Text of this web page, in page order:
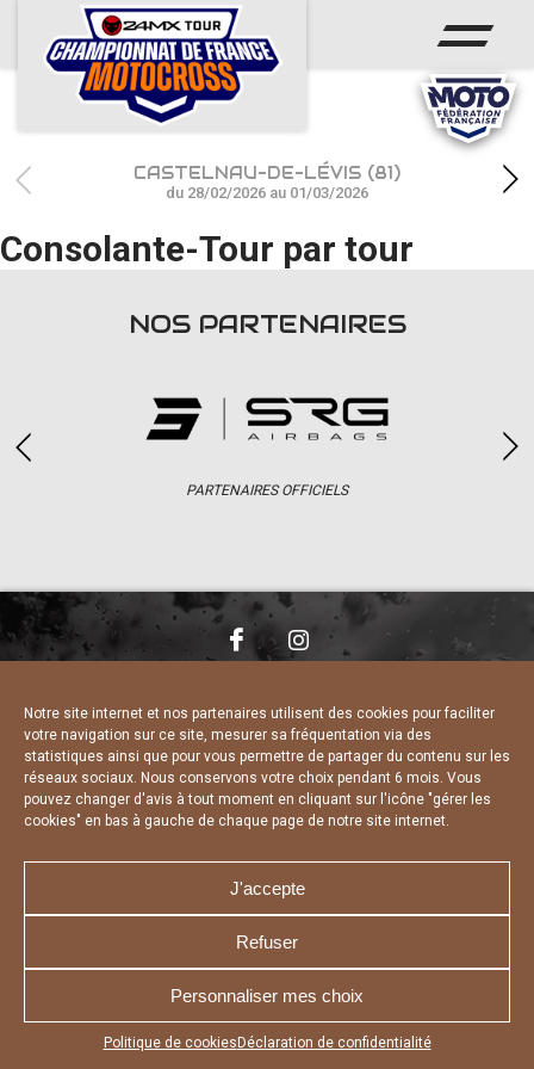
Notre site internet et nos partenaires utilisent des cookies pour faciliter
votre navigation sur ce site, mesurer sa fréquentation via des
statistiques ainsi que pour vous permettre de partager du contenu sur les
réseaux sociaux. Nous conservons votre choix pendant 6 mois. Vous
pouvez changer d'avis à tout moment en cliquant sur l'icône "gérer les
cookies" en bas à gauche de chaque page de notre site internet.
J'accepte
Refuser
Personnaliser mes choix
Politique de cookies Déclaration de confidentialité
Appuyez sur le bouton partager en bas de votre
ACCUEIL
ACTUS
CALENDRIER
RÉSULTATS
PHOTOS / WEB TV
CASTELNAU-DE-LÉVIS (81)
du 28/02/2026 au 01/03/2026
Consolante-Tour par tour
NOS PARTENAIRES
PARTENAIRES OFFICIELS
CHARTE DE CONFIDENTIALITÉ
DÉCLARATION DE CONFIDENTIALITÉ
POLITIQUE D’UTILISATION DES COOKIES
RÉALISÉ PAR L’AGENCE WEB A3 WEB